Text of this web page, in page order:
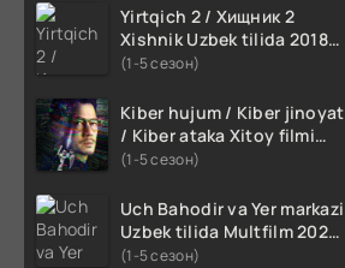
Yirtqich 2 / Хищник 2
Xishnik Uzbek tilida 2018-
2024 O'zbekcha tarjima
(1-5 сезон)
Kiber hujum / Kiber jinoyat
/ Kiber ataka Xitoy filmi
Uzbek tilida O'zbekcha
HD skachat
(1-5 сезон)
Uch Bahodir va Yer markazi
Uzbek tilida Multfilm 2025
tarjima HD skachat
(1-5 сезон)